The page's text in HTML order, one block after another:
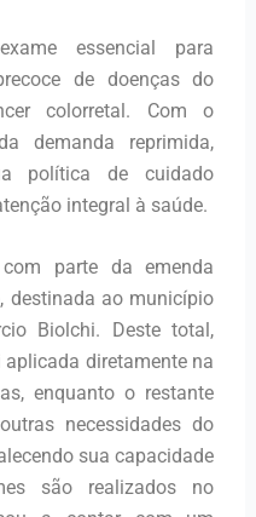
essencial para
de doenças do
colorretal. Com o
demanda reprimida,
política de cuidado
integral à saúde.
parte da emenda
destinada ao município
Biolchi. Deste total,
diretamente na
enquanto o restante
necessidades do
sua capacidade
são realizados no